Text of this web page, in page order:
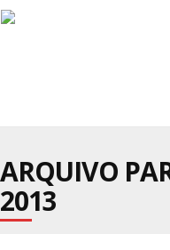
ARQUIVO
2013